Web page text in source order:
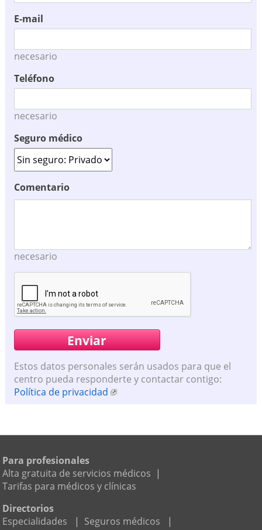
E-mail
necesario
Teléfono
necesario
Seguro médico
Comentario
necesario
Estos datos personales serán usados para que el
centro pueda responderte y contactar contigo:
Política de privacidad
Para profesionales
Alta gratuita de servicios médicos |
Tarifas para médicos y clínicas
Directorios
Especialidades
| Seguros médicos
|